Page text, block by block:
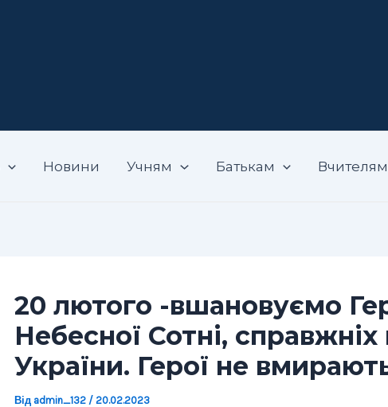
Новини Учням Батькам Вчителям
20 лютого -вшановуємо
Небесної Сотні, справжніх
України. Герої не
Від admin_132 / 20.02.2023